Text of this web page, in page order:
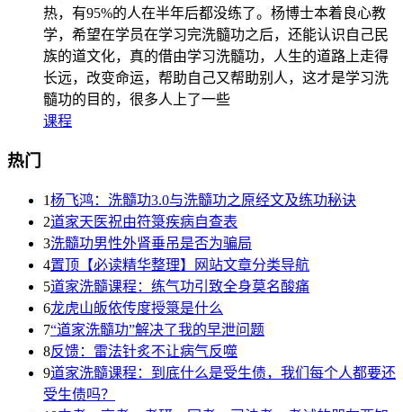
热，有95%的人在半年后都没练了。杨博士本着良心教
学，希望在学员在学习完洗髓功之后，还能认识自己民
族的道文化，真的借由学习洗髓功，人生的道路上走得
长远，改变命运，帮助自己又帮助别人，这才是学习洗
髓功的目的，很多人上了一些
课程
热门
1杨飞鸿：洗髓功3.0与洗髓功之原经文及练功秘诀
2道家天医祝由符箓疾病自查表
3洗髓功男性外肾垂吊是否为骗局
4置顶【必读精华整理】网站文章分类导航
5道家洗髓课程：练气功引致全身莫名酸痛
6龙虎山皈依传度授箓是什么
7“道家洗髓功”解决了我的早泄问题
8反馈：雷法针炙不让病气反噬
9道家洗髓课程：到底什么是受生债，我们每个人都要还
受生债吗？